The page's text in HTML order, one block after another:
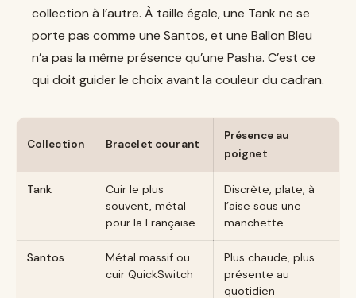
collection à l’autre. À taille égale, une Tank ne se
porte pas comme une Santos, et une Ballon Bleu
n’a pas la même présence qu’une Pasha. C’est ce
qui doit guider le choix avant la couleur du cadran.
Collection Bracelet courant
Présence au
poignet
Tank
Cuir le plus
souvent, métal
pour la Française
Discrète, plate, à
l’aise sous une
manchette
Santos
Métal massif ou
cuir QuickSwitch
Plus chaude, plus
présente au
quotidien